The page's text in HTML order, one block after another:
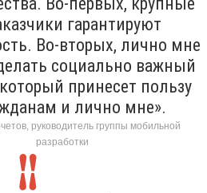
гарантируют
Во-вторых, лично мне
социально важный
принесет пользу
и лично мне».
руководитель группы мобильной
разработки